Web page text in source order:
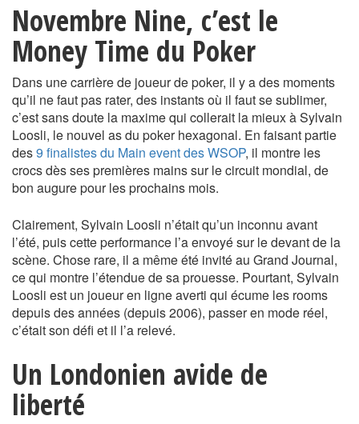
Novembre Nine, c’est le
Money Time du Poker
Dans une carrière de joueur de poker, il y a des moments
qu’il ne faut pas rater, des instants où il faut se sublimer,
c’est sans doute la maxime qui collerait la mieux à Sylvain
Loosli, le nouvel as du poker hexagonal. En faisant partie
des9 finalistes du Main event des WSOP, il montre les
crocs dès ses premières mains sur le circuit mondial, de
bon augure pour les prochains mois.
Clairement, Sylvain Loosli n’était qu’un inconnu avant
l’été, puis cette performance l’a envoyé sur le devant de la
scène. Chose rare, il a même été invité au Grand Journal,
ce qui montre l’étendue de sa prouesse. Pourtant, Sylvain
Loosli est un joueur en ligne averti qui écume les rooms
depuis des années (depuis 2006), passer en mode réel,
c’était son défi et il l’a relevé.
Un Londonien avide de
liberté